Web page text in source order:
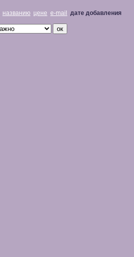
названию цене e-mail дате добавления